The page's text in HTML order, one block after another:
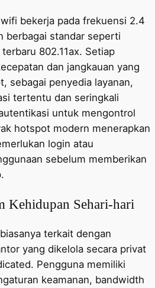
bekerja pada frekuensi 2.4
berbagai standar seperti
802.11ax. Setiap
dan jangkauan yang
sebagai penyedia layanan,
tertentu dan seringkali
untuk mengontrol
hotspot modern menerapkan
login atau
sebelum memberikan
Kehidupan Sehari-hari
terkait dengan
yang dikelola secara privat
Pengguna memiliki
keamanan, bandwidth